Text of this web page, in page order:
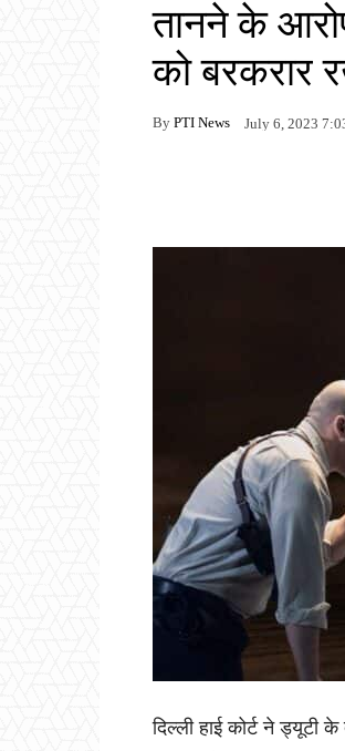
तानने के
को बरकरार
By PTI News July 6, 2023
दिल्ली हाई कोर्ट ने ड्यूटी